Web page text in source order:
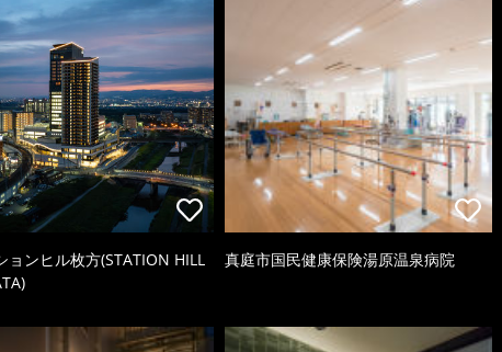
ョンヒル枚方(STATION HILL
真庭市国民健康保険湯原温泉病院